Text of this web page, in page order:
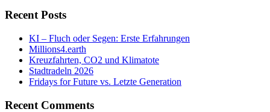
Recent Posts
KI – Fluch oder Segen: Erste Erfahrungen
Millions4.earth
Kreuzfahrten, CO2 und Klimatote
Stadtradeln 2026
Fridays for Future vs. Letzte Generation
Recent Comments